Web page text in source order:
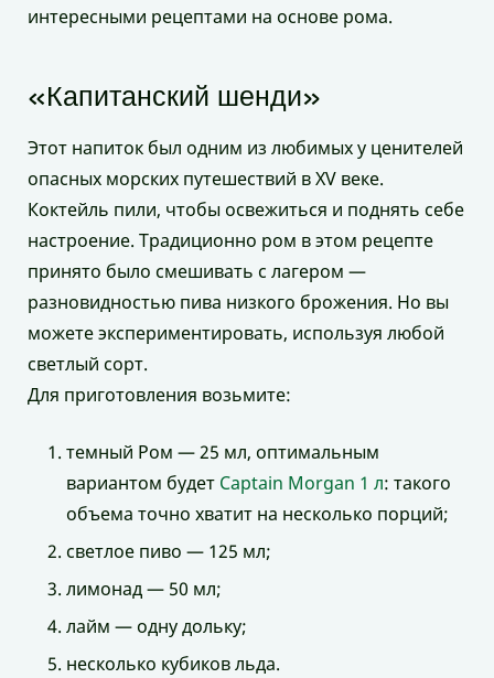
интересными рецептами на основе рома.
«Капитанский шенди»
Этот напиток был одним из любимых у ценителей
опасных морских путешествий в XV веке.
Коктейль пили, чтобы освежиться и поднять себе
настроение. Традиционно ром в этом рецепте
принято было смешивать с лагером —
разновидностью пива низкого брожения. Но вы
можете экспериментировать, используя любой
светлый сорт.
Для приготовления возьмите:
темный Ром — 25 мл, оптимальным
вариантом будет Captain Morgan 1 л: такого
объема точно хватит на несколько порций;
светлое пиво — 125 мл;
лимонад — 50 мл;
лайм — одну дольку;
несколько кубиков льда.